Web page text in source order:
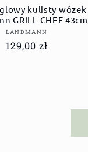
kulisty wózek
GRILL CHEF 43cm
Dostawca:
LANDMANN
Cena
129,00 zł